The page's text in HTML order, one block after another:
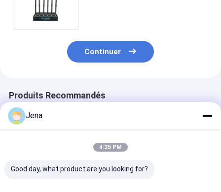
Continuer
Produits Recommandés
Jena
4:35 PM
Good day, what product are you looking for?